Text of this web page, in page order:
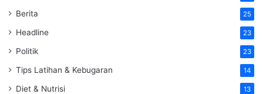
Berita 25
Headline 23
Politik 23
Tips Latihan & Kebugaran 14
Diet & Nutrisi 13